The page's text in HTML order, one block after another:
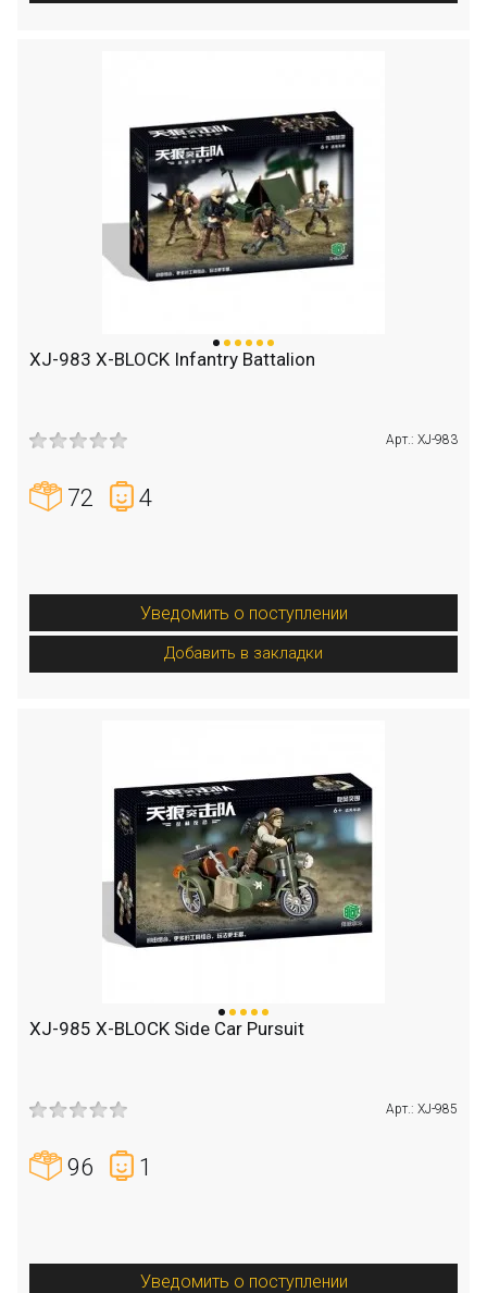
XJ-983 X-BLOCK Infantry Battalion
Арт.: XJ-983
72 4
Уведомить о поступлении
Добавить в закладки
XJ-985 X-BLOCK Side Car Pursuit
Арт.: XJ-985
96 1
Уведомить о поступлении